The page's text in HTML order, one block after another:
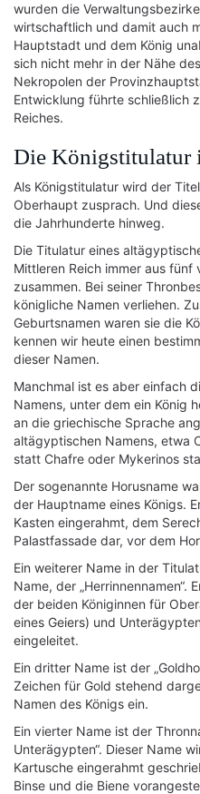
wurden die
wirtschaftlich und damit auch
Hauptstadt und dem König
sich nicht mehr in der Nähe
Nekropolen der
Entwicklung führte schließlich
Reiches.
Die Königstitulatur
Als Königstitulatur wird der
Oberhaupt zusprach. Und
die Jahrhunderte hinweg.
Die Titulatur eines
Mittleren Reich immer aus fünf
zusammen. Bei seiner
königliche Namen verliehen.
Geburtsnamen waren sie die
kennen wir heute einen
dieser Namen.
Manchmal ist es aber einfach
Namens, unter dem ein König
an die griechische Sprache
altägyptischen Namens, etwa
statt Chafre oder Mykerinos
Der sogenannte Horusname
der Hauptname eines Königs.
Kasten eingerahmt, dem
Palastfassade dar, vor dem
Ein weiterer Name in der
Name, der „Herrinnennamen“.
der beiden Königinnen für
eines Geiers) und
eingeleitet.
Ein dritter Name ist der
Zeichen für Gold stehend
Namen des Königs ein.
Ein vierter Name ist der
Unterägypten“. Dieser Name
Kartusche eingerahmt
Binse und die Biene